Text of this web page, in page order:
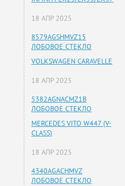
18 АПР 2025
8579AGSHMVZ15
ЛОБОВОЕ СТЕКЛО
VOLKSWAGEN CARAVELLE
18 АПР 2025
5382AGNACMZ1B
ЛОБОВОЕ СТЕКЛО
MERCEDES VITO W447 (V-
CLASS)
18 АПР 2025
4340AGACHMVZ
ЛОБОВОЕ СТЕКЛО